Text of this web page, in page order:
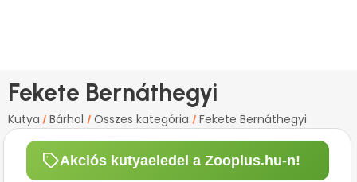
Fekete Bernáthegyi
Kutya / Bárhol / Összes kategória / Fekete Bernáthegyi
Akciós kutyaeledel a Zooplus.hu-n!